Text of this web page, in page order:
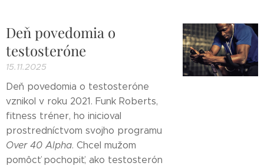
Deň povedomia o
testosteróne
15.11.2025
Deň povedomia o testosteróne
vznikol v roku 2021. Funk Roberts,
fitness tréner, ho inicioval
prostredníctvom svojho programu
Over 40 Alpha. Chcel mužom
pomôcť pochopiť, ako testosterón